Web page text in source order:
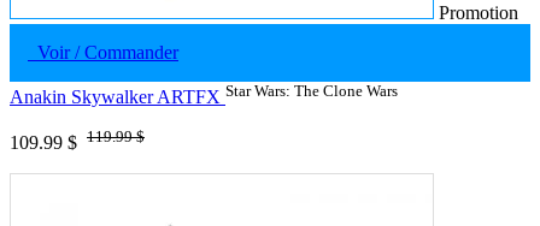
Promotion
Voir / Commander
Anakin Skywalker ARTFX Star Wars: The Clone Wars
109.99 $ 119.99 $